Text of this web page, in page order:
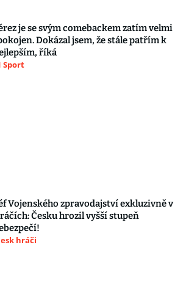
je se svým comebackem zatím velmi
Dokázal jsem, že stále patřím k
říká
Sport
Vojenského zpravodajství exkluzivně v
Česku hrozil vyšší stupeň
hráči